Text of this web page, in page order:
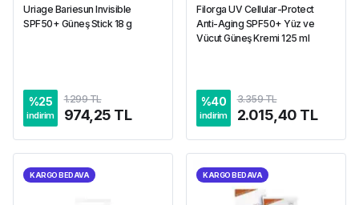
Uriage Bariesun Invisible
SPF50+ Güneş Stick 18 g
%25
indirim
1.299 TL
974,25 TL
Filorga UV Cellular-Protect
Anti-Aging SPF50+ Yüz ve
Vücut Güneş Kremi 125 ml
%40
indirim
3.359 TL
2.015,40 TL
KARGO BEDAVA KARGO BEDAVA